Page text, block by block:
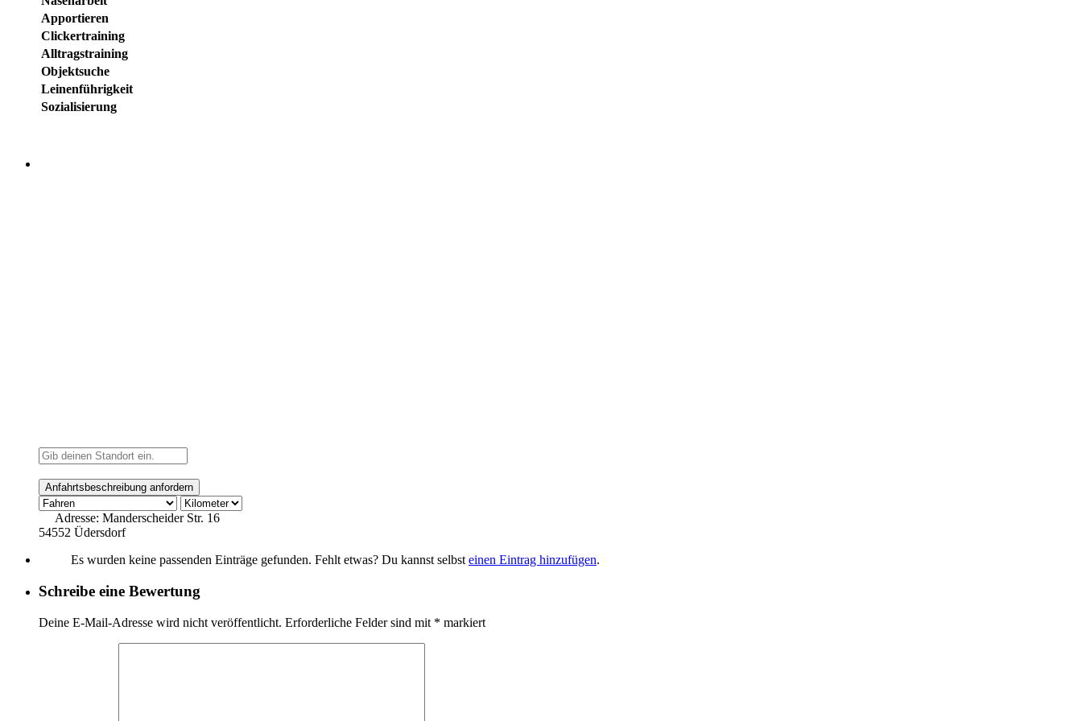
Apportieren
Clickertraining
Alltragstraining
Objektsuche
Leinenführigkeit
Sozialisierung
Adresse: Manderscheider Str. 16
54552 Üdersdorf
Es wurden keine passenden Einträge gefunden. Fehlt etwas? Du kannst selbst einen Eintrag hinzufügen.
Schreibe eine Bewertung
Deine E-Mail-Adresse wird nicht veröffentlicht. Erforderliche Felder sind mit * markiert